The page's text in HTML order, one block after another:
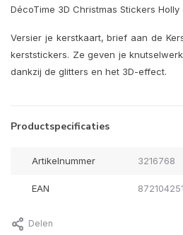
DécoTime 3D Christmas Stickers Holly
Versier je kerstkaart, brief aan de
kerststickers. Ze geven je
dankzij de glitters en het 3D-effect.
Productspecificaties
Artikelnummer 3216768
EAN
Delen